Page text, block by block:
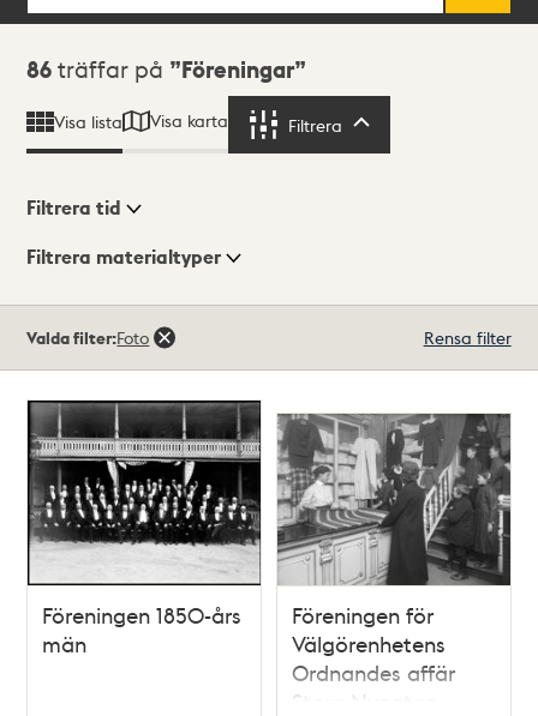
Sökresultat
86 träffar på Föreningar
Visa lista Visa karta Filtrera
Visningsläge
Filtrera tid
Filtrera materialtyper
träffar
Valda filter:Foto Rensa filter
Föreningen 1850-års
män
Föreningen för
Välgörenhetens
Ordnandes affär
Stora Nygatan